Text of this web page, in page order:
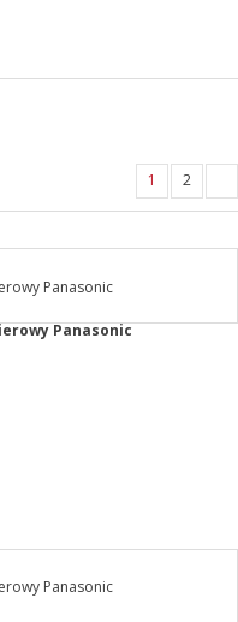
1
2
Panasonic